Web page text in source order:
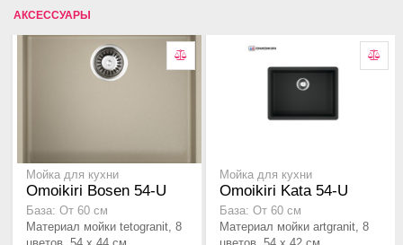
АКСЕССУАРЫ
Мойка для кухни
Omoikiri Bosen 54-U
База: От 60 см
Материал мойки tetogranit, 8
Мойка для кухни
Omoikiri Kata 54-U
База: От 60 см
Материал мойки artgranit, 8